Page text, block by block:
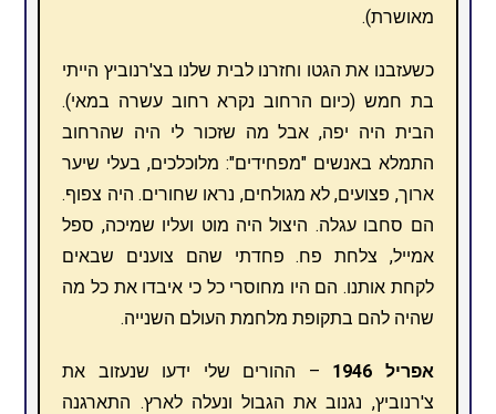
מאושרת).
כשעזבנו את הגטו וחזרנו לבית שלנו בצ'רנוביץ הייתי
בת חמש (כיום הרחוב נקרא רחוב עשרה במאי).
הבית היה יפה, אבל מה שזכור לי היה שהרחוב
התמלא באנשים "מפחידים": מלוכלכים, בעלי שיער
ארוך, פצועים, לא מגולחים, נראו שחורים. היה צפוף.
הם סחבו עגלה. היצול היה מוט ועליו שמיכה, ספל
אמייל, צלחת פח. פחדתי שהם צוענים שבאים
לקחת אותנו. הם היו מחוסרי כל כי איבדו את כל מה
שהיה להם בתקופת מלחמת העולם השנייה.
אפריל 1946
– ההורים שלי ידעו שנעזוב את
צ'רנוביץ, נגנוב את הגבול ונעלה לארץ. התארגנה